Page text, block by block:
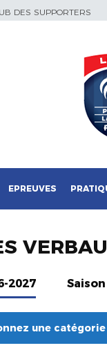
DES SUPPORTERS
EPREUVES
2027
une catégorie